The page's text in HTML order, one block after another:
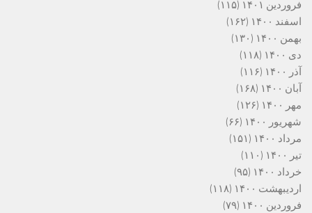
فروردین ۱۴۰۱
(۱۱۵)
اسفند ۱۴۰۰
(۱۶۲)
بهمن ۱۴۰۰
(۱۳۰)
دی ۱۴۰۰
(۱۱۸)
آذر ۱۴۰۰
(۱۱۶)
آبان ۱۴۰۰
(۱۶۸)
مهر ۱۴۰۰
(۱۲۶)
شهریور ۱۴۰۰
(۶۶)
مرداد ۱۴۰۰
(۱۵۱)
تیر ۱۴۰۰
(۱۱۰)
خرداد ۱۴۰۰
(۹۵)
اردیبهشت ۱۴۰۰
(۱۱۸)
فروردین ۱۴۰۰
(۷۹)